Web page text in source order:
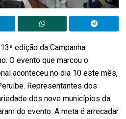
edição da Campanha
O evento que marcou o
aconteceu no dia 10 este mês,
Representantes dos
dos nove municípios da
do evento. A meta é arrecadar